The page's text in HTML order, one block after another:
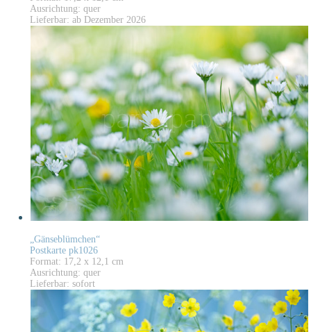
Ausrichtung: quer
Lieferbar: ab Dezember 2026
„Gänseblümchen“
Postkarte pk1026
Format: 17,2 x 12,1 cm
Ausrichtung: quer
Lieferbar: sofort